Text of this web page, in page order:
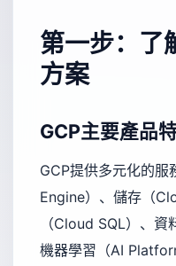
第一步：了
方案
GCP主要產品
GCP提供多元化的
Engine）、儲存（
（Cloud SQL）、
機器學習（AI